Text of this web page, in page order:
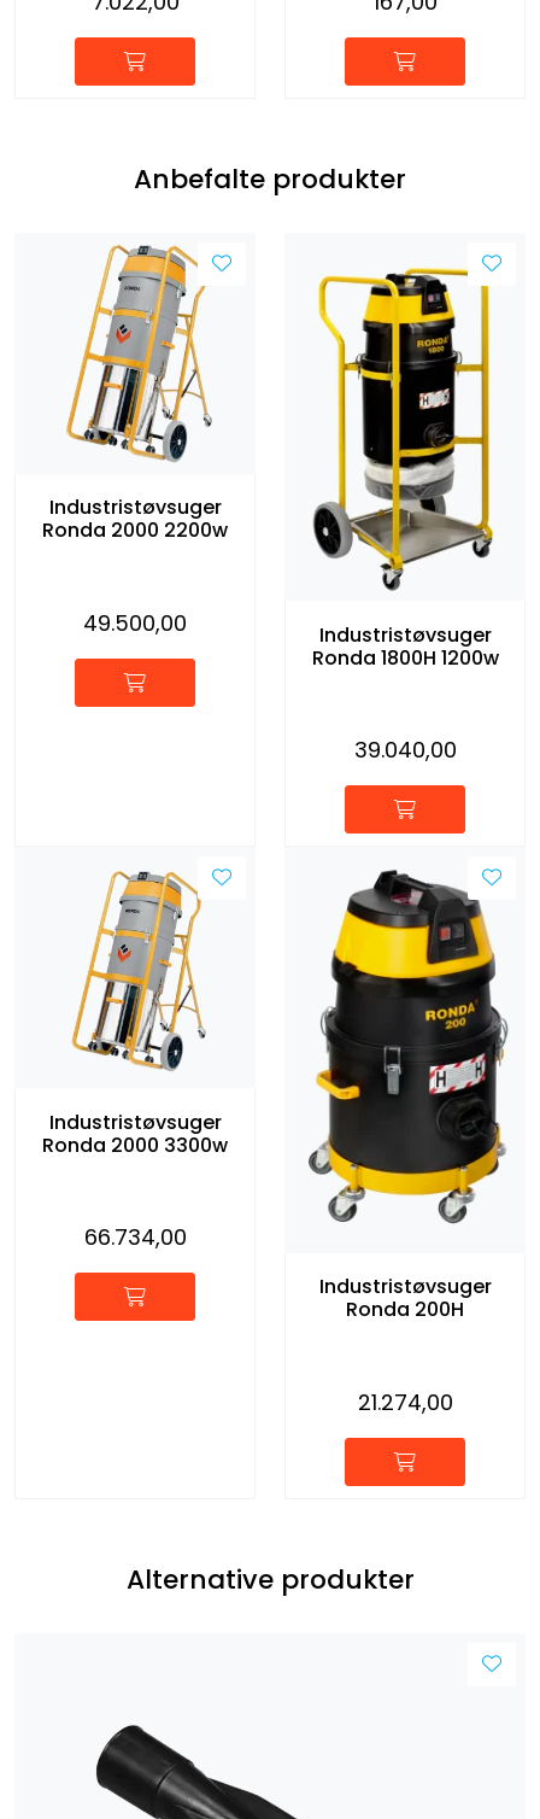
Anbefalte produkter
Industristøvsuger
Ronda 2000 2200w
49.500,00
Industristøvsuger
Ronda 1800H 1200w
39.040,00
Industristøvsuger
Ronda 2000 3300w
66.734,00
Industristøvsuger
Ronda 200H
21.274,00
Alternative produkter